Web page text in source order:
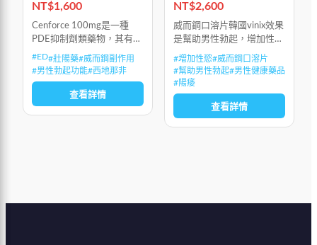
NT$1,600
Cenforce 100mg是一種
PDE抑制劑類藥物，其有效
成分為枸櫞酸西地那非。
Cenforce-100是美國食品
和藥物管理局（FDA）批準
的治療ED的藥
#ED#壯陽藥#威而鋼副作用
#男性勃起功能#西地那非
查看詳情
NT$2,600
威而鋼口溶片韓國vinix效果
是幫助男性勃起，增加性慾
和延長性愛時間
#增加性慾#威而鋼口溶片
#幫助男性勃起#男性健康藥品
#陽痿
查看詳情